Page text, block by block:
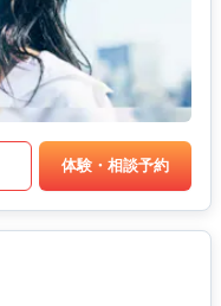
体験・相談予約